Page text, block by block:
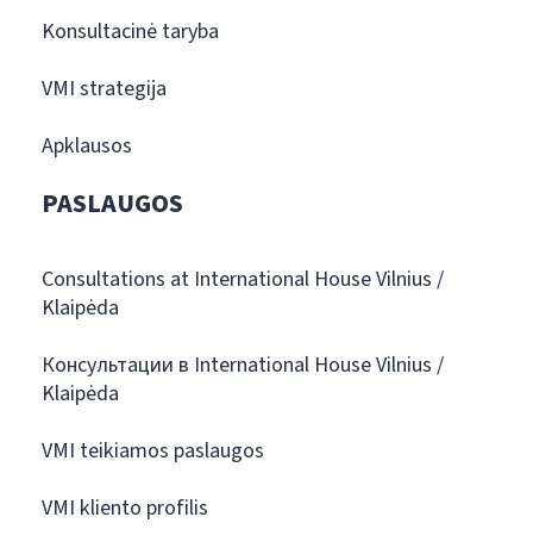
Konsultacinė taryba
VMI strategija
Apklausos
PASLAUGOS
Consultations at International House Vilnius /
Klaipėda
Консультации в International House Vilnius /
Klaipėda
VMI teikiamos paslaugos
VMI kliento profilis